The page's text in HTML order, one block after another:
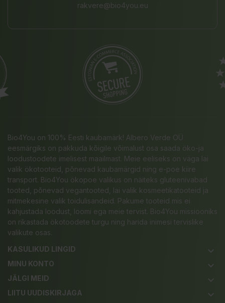
rakvere@bio4you.eu
Bio4You on 100% Eesti kaubamärk! Albero Verde OÜ
eesmärgiks on pakkuda kõigile võimalust osa saada öko-ja
loodustoodete imelisest maailmast. Meie eeliseks on väga lai
valik ökotooteid, põnevad kaubamärgid ning e-poe kiire
transport. Bio4You ökopoe valikus on näiteks gluteenivabad
tooted, põnevad vegantooted, lai valik kosmeetikatooteid ja
mitmekesine valik toidulisandeid. Pakume tooteid mis ei
kahjustada loodust, loomi ega meie tervist. Bio4You missiooniks
on rikastada ökotoodete turgu ning harida inimesi tervislike
valikute osas.
KASULIKUD LINGID
keyboard_arrow_down
MINU KONTO keyboard_arrow_down
JÄLGI MEID keyboard_arrow_down
LIITU UUDISKIRJAGA keyboard_arrow_down